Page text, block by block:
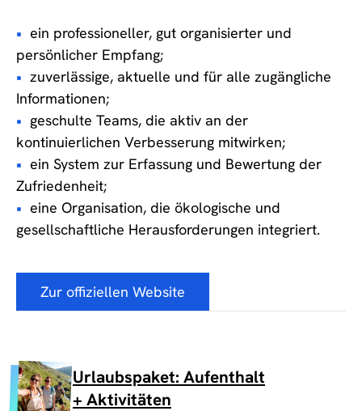
ein professioneller, gut organisierter und
persönlicher Empfang;
zuverlässige, aktuelle und für alle zugängliche
Informationen;
geschulte Teams, die aktiv an der
kontinuierlichen Verbesserung mitwirken;
ein System zur Erfassung und Bewertung der
Zufriedenheit;
eine Organisation, die ökologische und
gesellschaftliche Herausforderungen integriert.
Zur offiziellen Website
Urlaubspaket: Aufenthalt
+ Aktivitäten